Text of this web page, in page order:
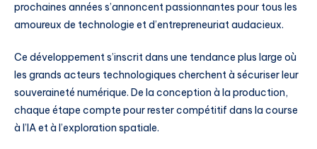
prochaines années s’annoncent passionnantes pour tous les
amoureux de technologie et d’entrepreneuriat audacieux.
Ce développement s’inscrit dans une tendance plus large où
les grands acteurs technologiques cherchent à sécuriser leur
souveraineté numérique. De la conception à la production,
chaque étape compte pour rester compétitif dans la course
à l’IA et à l’exploration spatiale.